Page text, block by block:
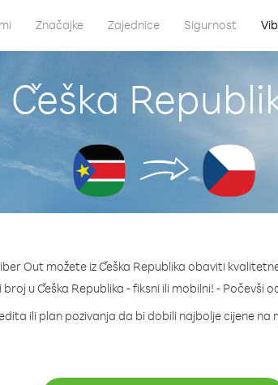
Značajke Zajednice Sigurnost
Out možete iz Češka Republika obaviti
broj u Češka Republika - fiksni ili mobilni! - Počevši
ili plan pozivanja da bi dobili najbolje cijene na